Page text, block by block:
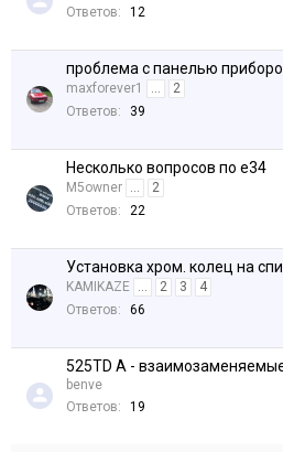
Ответов:
12
проблема с панелью
maxforever1 ...
2
Ответов:
39
Несколько вопросов по е34
M5owner ...
2
Ответов:
22
Установка хром. колец на
KAMIKAZE ... 2 3
4
Ответов:
66
525TD A -
benve
Ответов:
19